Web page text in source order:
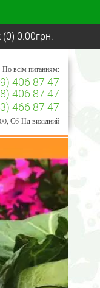
(0) 0.00грн.
всім питанням:
406 87 47
406 87 47
466 87 47
Сб-Нд вихідний